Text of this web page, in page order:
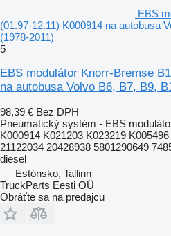
EBS
(01.97-12.11) K000914 na autobusa
(1978-2011)
5
EBS modulátor Knorr-Bremse
na autobusa Volvo B6, B7, B9,
98,39 € Bez DPH
Pneumatický systém - EBS
K000914 K021203 K023219
21122034 20428938 5801290649
diesel
Estónsko, Tallinn
TruckParts Eesti OÜ
Obráťte sa na predajcu